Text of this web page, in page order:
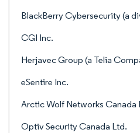
BlackBerry Cybersecurity (a
CGI Inc.
Herjavec Group (a Telia
eSentire Inc.
Arctic Wolf Networks Canada
Optiv Security Canada Ltd.